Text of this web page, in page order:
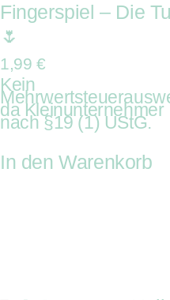
Fingerspiel – Die
🌷
1,99€
Kein
da Kleinunternehmer
nach §19 (1) UStG.
In den Warenkorb